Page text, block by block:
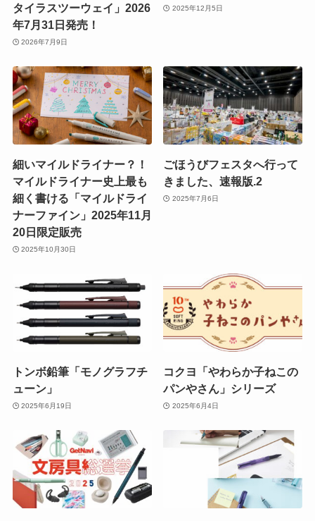
タイラスツーウェイ」2026
年7月31日発売！
2026年7月9日
2025年12月5日
細いマイルドライナー？！
マイルドライナー史上最も
細く書ける「マイルドライ
ナーファイン」2025年11月
20日限定販売
2025年10月30日
ごほうびフェスタへ行って
きました、速報版.2
2025年7月6日
トンボ鉛筆「モノグラフチ
ューン」
2025年6月19日
コクヨ「やわらか子ねこの
パンやさん」シリーズ
2025年6月4日